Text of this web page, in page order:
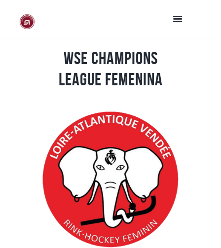
WSE Champions
League femenina